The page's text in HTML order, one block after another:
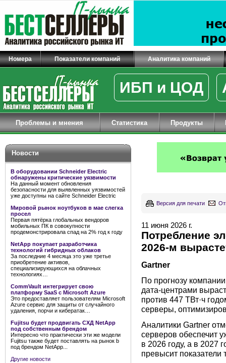
Номера Показатели компаний Аналитика компаний
ИБП и ЦОД
Проблемы и мнения Статистика Продукты
Новости
В оборудовании Schneider Electric
обнаружены критические уязвимости
На данный момент обновления
безопасности для выявленных уязвимостей
уже доступны на сайте Schneider Electric
Мировой рынок ноутбуков в мае слегка
просел
Первая пятёрка глобальных вендоров
мобильных ПК в совокупности
продемонстрировала спад на 2% год к году
NetApp покупает разработчика
технологий гибридных облаков
За последние 4 месяца это уже третье
приобретение активов,
специализирующихся на облачных
технологиях…
CommVault интегрирует свою
платформу SaaS с Microsoft Azure
Это предоставляет пользователям Microsoft
Azure сервис для защиты от случайного
удаления, порчи и кибератак…
Fujitsu будет продвигать СХД NetApp
под собственным брендом
Интересно что практически эти же модели
Fujitsu также будет поставлять на рынок b
под брендом NetApp...
Другие новости
Версия для печати
11 июня 2026 г.
Потребление
2026-м
Gartner
По прогнозу
дата-центрами
против 447 ТВт·ч
серверы,
Аналитики Gartner
серверов обеспечит
в 2026 году, а в 2027
превысит